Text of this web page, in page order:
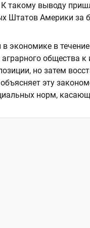
такому выводу
Штатов Америки за
экономике в
общества
но затем
эту
норм,